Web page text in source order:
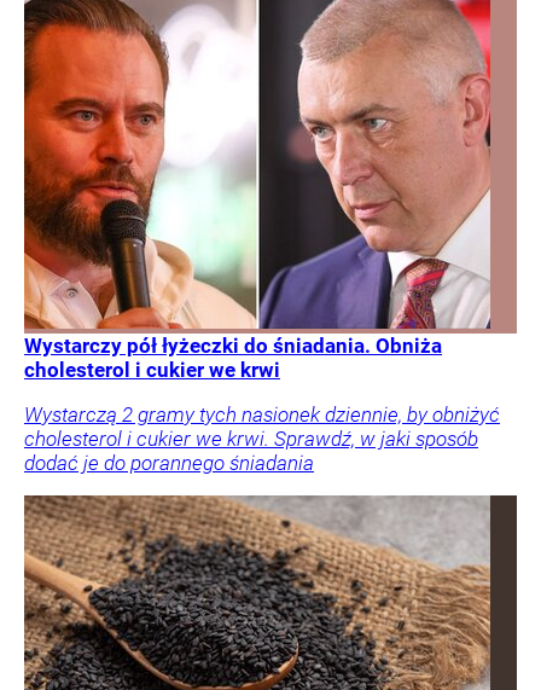
Wystarczy pół łyżeczki do śniadania. Obniża
cholesterol i cukier we krwi
Wystarczą 2 gramy tych nasionek dziennie, by obniżyć
cholesterol i cukier we krwi. Sprawdź, w jaki sposób
dodać je do porannego śniadania